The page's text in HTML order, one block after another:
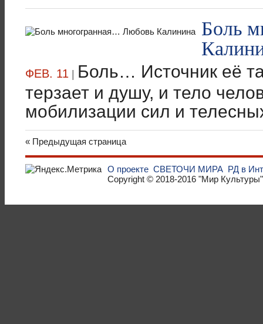
Боль
ФЕВ. 11 | Боль… Источник её
терзает и душу, и тело
мобилизации сил и
« Предыдущая страница
О проекте СВЕТОЧИ МИРА РД в
Copyright © 2018-2016 "Мир Культуры"